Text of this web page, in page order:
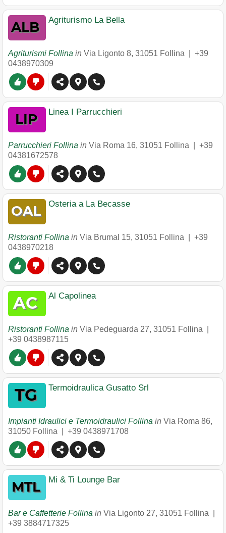
Agriturismo La Bella
Agriturismi Follina in Via Ligonto 8, 31051 Follina
+39
0438970309
Linea I Parrucchieri
Parrucchieri Follina in Via Roma 16, 31051 Follina
+39
04381672578
Osteria a La Becasse
Ristoranti Follina in Via Brumal 15, 31051 Follina
+39
0438970218
Al Capolinea
Ristoranti Follina in Via Pedeguarda 27, 31051 Follina
+39 0438987115
Termoidraulica Gusatto Srl
Impianti Idraulici e Termoidraulici Follina in Via Roma 86,
31050 Follina +39 0438971708
Mi & Ti Lounge Bar
Bar e Caffetterie Follina in Via Ligonto 27, 31051 Follina
+39 3884717325